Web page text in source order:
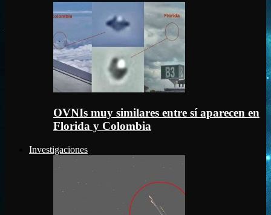
OVNIs muy similares entre sí aparecen en
Florida y Colombia
Investigaciones